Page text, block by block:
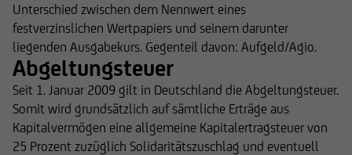
Unterschied zwischen dem Nennwert eines
festverzinslichen Wertpapiers und seinem darunter
liegenden Ausgabekurs. Gegenteil davon: Aufgeld/Agio.
Abgeltungsteuer
Seit 1. Januar 2009 gilt in Deutschland die Abgeltungsteuer.
Somit wird grundsätzlich auf sämtliche Erträge aus
Kapitalvermögen eine allgemeine Kapitalertragsteuer von
25 Prozent zuzüglich Solidaritätszuschlag und eventuell